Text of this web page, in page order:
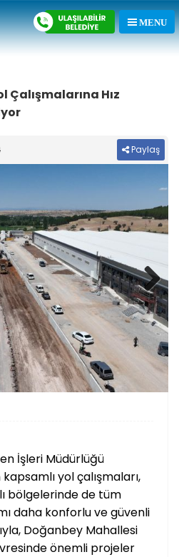
Çalışmalarına Hız
Paylaş
Next
İşleri Müdürlüğü
yol çalışmaları,
bölgelerinde de tüm
daha konforlu ve güvenli
Doğanbey Mahallesi
önemli projeler